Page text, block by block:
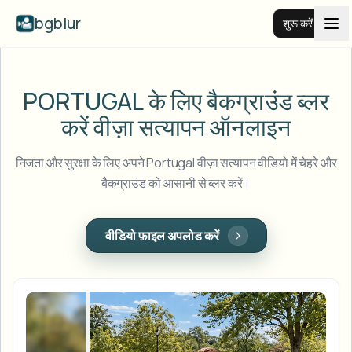
bgblur शुरू करें
सभी उदाहरण देखें
पूरी उदाहरण लाइब्रेरी ब्राउज़ करें
चेहरा ब्लर
लाइसेंस प्लेट ब्लर
Browse every blur tool in one place
स्कूल और शिक्षा
संसाधन
PORTUGAL के लिए बैकग्राउंड ब्लर
करेंवीज़ा सत्यापन ऑनलाइन
निजता और सुरक्षा के लिए अपने Portugal वीज़ा सत्यापन वीडियो में चेहरे और
बैकग्राउंड को आसानी से ब्लर करें।
वीडियो फ़ाइल अपलोड करें